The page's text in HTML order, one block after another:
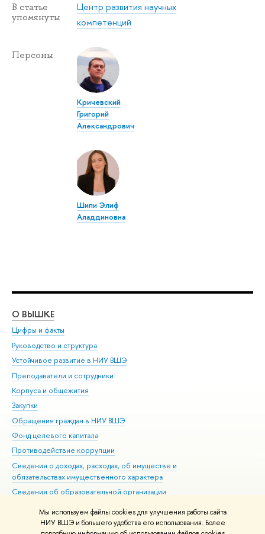
Мы используем файлы cookies для улучшения работы сайта
НИУ ВШЭ и большего удобства его использования. Более
статье
упомянуты
Центр развития научных
компетенций
Персоны
Кричевский
Григорий
Александрович
Шипи Элиф
Аладдиновна
О ВЫШКЕ
Цифры и факты
Руководство и структура
Устойчивое развитие в НИУ ВШЭ
Преподаватели и сотрудники
Корпуса и общежития
Закупки
Обращения граждан в НИУ ВШЭ
Фонд целевого капитала
Противодействие коррупции
Сведения о доходах, расходах, об имуществе и
обязательствах имущественного характера
Сведения об образовательной организации
Людям с ограниченными возможностями здоровья
Единая платежная страница